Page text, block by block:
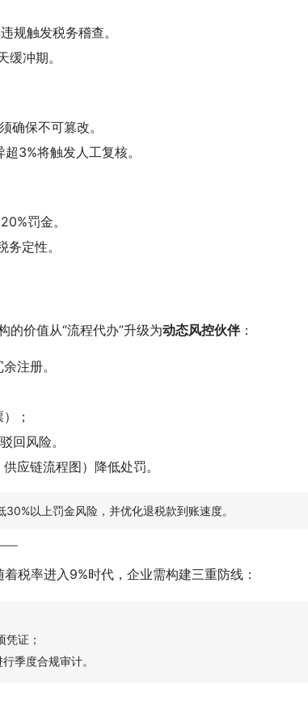
规触发税务稽查。
冲期。
确保不可篡改。
3%将触发人工复核。
罚金。
定性。
价值从“流程代办”升级为动态风控伙伴：
注册。
；
回风险。
应链流程图）降低处罚。
以上罚金风险，并优化退税款到账速度。
税率进入9%时代，企业需构建三重防线：
凭证；
季度合规审计。